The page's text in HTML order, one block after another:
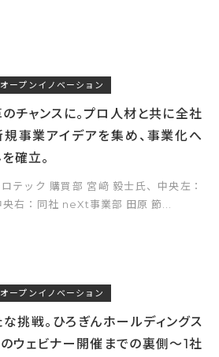
オープンイノベーション
チャンスに。プロ人材と共に全社
事業アイデアを集め、事業化へ
確立。
テック 購買部 宮﨑 毅士氏、中央左：
右：同社 neXt事業部 田原 節...
オープンイノベーション
挑戦。ひろぎんホールディングス
ウェビナー開催までの裏側〜1社